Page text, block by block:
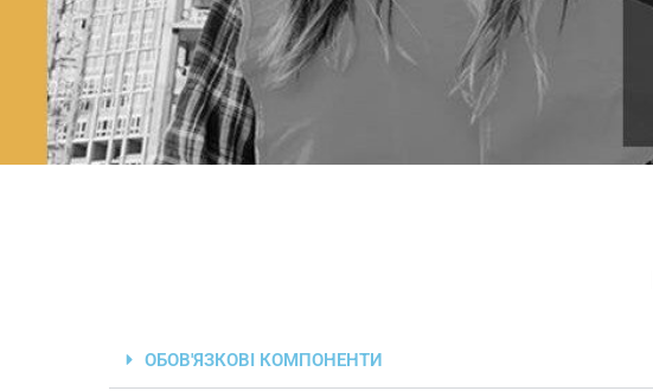
ОБОВ'ЯЗКОВІ КОМПОНЕНТИ